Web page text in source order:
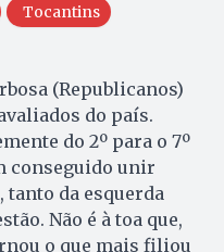
Tocantins
(Republicanos)
do país.
do 2º para o 7º
conseguido unir
da esquerda
Não é à toa que,
o que mais filiou